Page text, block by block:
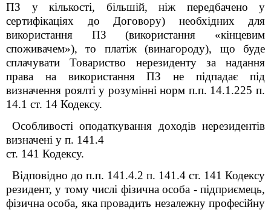
ПЗ у кількості, більшій, ніж передбачено у
сертифікаціях до Договору) необхідних для
використання ПЗ (використання «кінцевим
споживачем»),то платіж (винагороду), що буде
сплачувати Товариство нерезиденту за надання
права на використання ПЗ не підпадає під
визначення роялті у розумінні норм п.п. 14.1.225 п.
14.1 ст. 14 Кодексу.
Особливості оподаткування доходів нерезидентів
визначені у п. 141.4
ст. 141 Кодексу.
Відповідно до п.п. 141.4.2 п. 141.4 ст. 141 Кодексу
резидент, у тому числі фізична особа - підприємець,
фізична особа, яка провадить незалежну професійну